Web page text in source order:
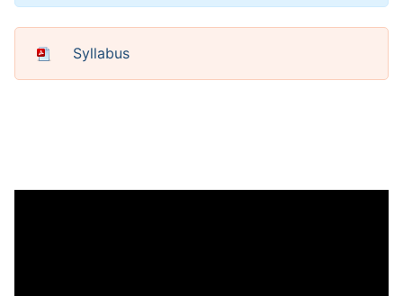
Syllabus